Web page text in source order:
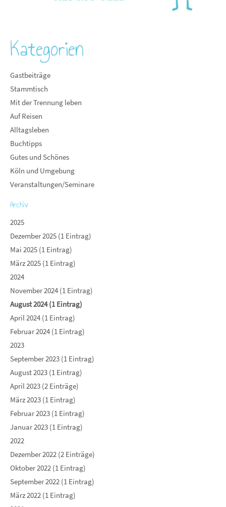
Kategorien
Gastbeiträge
Stammtisch
Mit der Trennung leben
Auf Reisen
Alltagsleben
Buchtipps
Gutes und Schönes
Köln und Umgebung
Veranstaltungen/Seminare
Archiv
2025
Dezember 2025 (1 Eintrag)
Mai 2025 (1 Eintrag)
März 2025 (1 Eintrag)
2024
November 2024 (1 Eintrag)
August 2024 (1 Eintrag)
April 2024 (1 Eintrag)
Februar 2024 (1 Eintrag)
2023
September 2023 (1 Eintrag)
August 2023 (1 Eintrag)
April 2023 (2 Einträge)
März 2023 (1 Eintrag)
Februar 2023 (1 Eintrag)
Januar 2023 (1 Eintrag)
2022
Dezember 2022 (2 Einträge)
Oktober 2022 (1 Eintrag)
September 2022 (1 Eintrag)
März 2022 (1 Eintrag)